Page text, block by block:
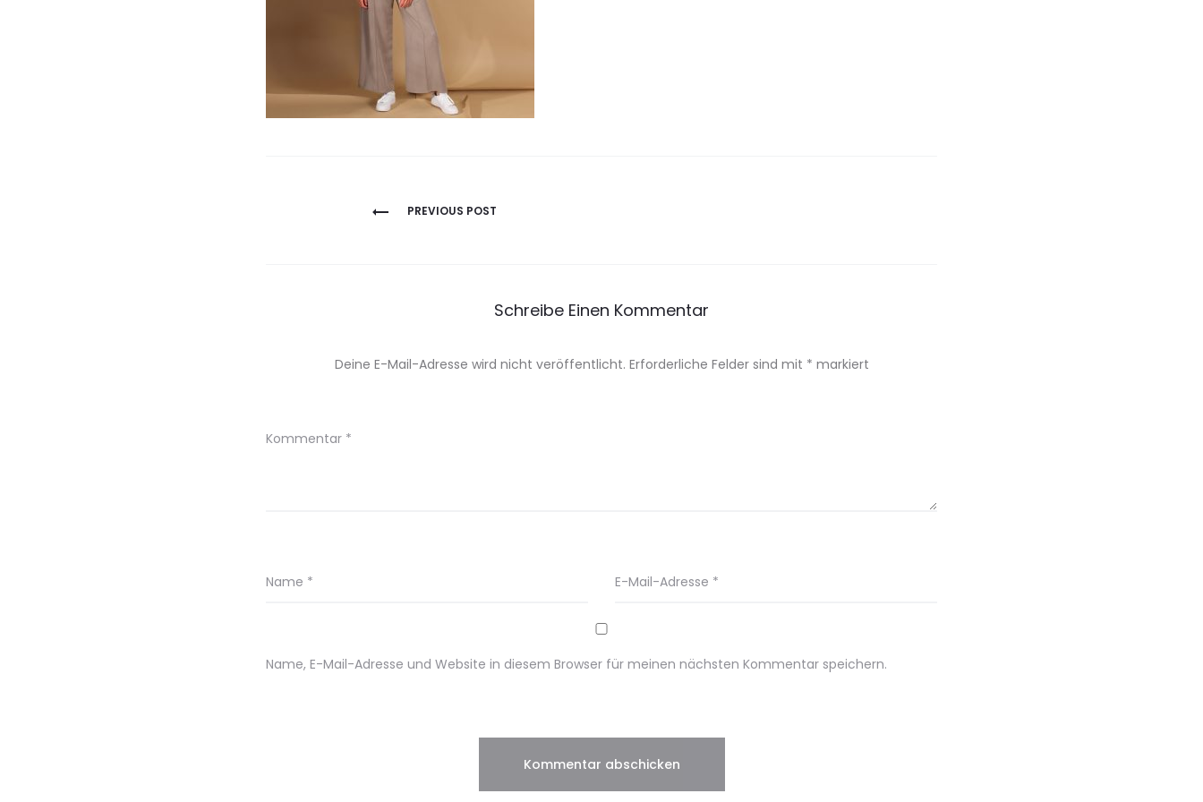
Beitragsnavigation
PREVIOUS POST
Schreibe Einen Kommentar
Deine E-Mail-Adresse wird nicht veröffentlicht. Erforderliche Felder sind mit * markiert
Kommentar *
Name * E-Mail-Adresse *
Name, E-Mail-Adresse und Website in diesem Browser für meinen nächsten Kommentar speichern.